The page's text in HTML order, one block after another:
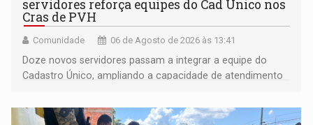
servidores reforça equipes do Cad Único nos
Cras de PVH
Comunidade 06 de Agosto de 2026 às 13:41
Doze novos servidores passam a integrar a equipe do
Cadastro Único, ampliando a capacidade de atendimento